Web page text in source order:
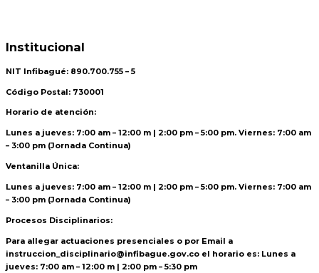
Institucional
NIT Infibagué: 890.700.755 – 5
Código Postal: 730001
Horario de atención:
Lunes a jueves: 7:00 am – 12:00 m | 2:00 pm – 5:00 pm. Viernes: 7:00 am
– 3:00 pm (Jornada Continua)
Ventanilla Única:
Lunes a jueves: 7:00 am – 12:00 m | 2:00 pm – 5:00 pm. Viernes: 7:00 am
– 3:00 pm (Jornada Continua)
Procesos Disciplinarios:
Para allegar actuaciones presenciales o por Email a
instruccion_disciplinario@infibague.gov.co el horario es: Lunes a
jueves: 7:00 am – 12:00 m | 2:00 pm – 5:30 pm